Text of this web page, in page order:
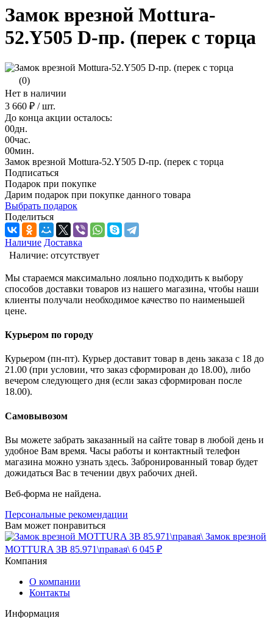
Замок врезной Mottura-
52.Y505 D-пр. (перек с торца
(0)
Нет в наличии
3 660 ₽ / шт.
До конца акции осталось:
00дн.
00час.
00мин.
Замок врезной Mottura-52.Y505 D-пр. (перек с торца
Подписаться
Подарок при покупке
Дарим подарок при покупке данного товара
Выбрать подарок
Поделиться
Наличие Доставка
Наличие: отсутствует
Мы стараемся максимально лояльно подходить к выбору
способов доставки товаров из нашего магазина, чтобы наши
клиенты получали необходимое качество по наименьшей
цене.
Курьером по городу
Курьером (пн-пт). Курьер доставит товар в день заказа с 18 до
21.00 (при условии, что заказ сформирован до 18.00), либо
вечером следующего дня (если заказ сформирован после
18.00).
Самовывозом
Вы можете забрать заказанный на сайте товар в любой день и
удобное Вам время. Часы работы и контактный телефон
магазина можно узнать здесь. Забронированный товар будет
дожидаться Вас в течении двух рабочих дней.
Веб-форма не найдена.
Персональные рекомендации
Вам может понравиться
Замок врезной
MOTTURA ЗВ 85.971\правая\ 6 045 ₽
Компания
О компании
Контакты
Информация